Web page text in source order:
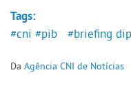
Tags:
#cni #pib #briefing
Da Agência CNI de Notícias